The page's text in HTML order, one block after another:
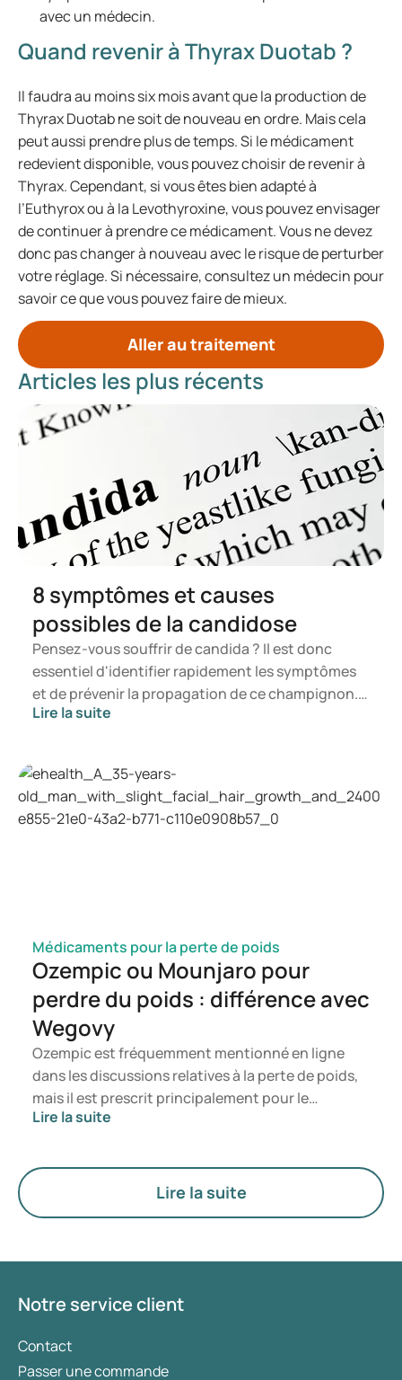
avec un médecin.
Quand revenir à Thyrax Duotab ?
Il faudra au moins six mois avant que la production de
Thyrax Duotab ne soit de nouveau en ordre. Mais cela
peut aussi prendre plus de temps. Si le médicament
redevient disponible, vous pouvez choisir de revenir à
Thyrax. Cependant, si vous êtes bien adapté à
l’Euthyrox ou à la Levothyroxine, vous pouvez envisager
de continuer à prendre ce médicament. Vous ne devez
donc pas changer à nouveau avec le risque de perturber
votre réglage. Si nécessaire, consultez un médecin pour
savoir ce que vous pouvez faire de mieux.
Aller au traitement
Articles les plus récents
8 symptômes et causes
possibles de la candidose
Pensez-vous souffrir de candida ? Il est donc
essentiel d'identifier rapidement les symptômes
et de prévenir la propagation de ce champignon.
Dans cet article, vous apprendrez ce qu'est le
manifester. Vous saurez ainsi à quel moment il est
pertinent de consulter un professionnel de santé.
Lire la suite
Médicaments pour la perte de poids
Ozempic ou Mounjaro pour
perdre du poids : différence avec
Wegovy
Ozempic est fréquemment mentionné en ligne
dans les discussions relatives à la perte de poids,
mais il est prescrit principalement pour le
traitement du diabète de type 2. Si vous
à la gestion du poids, des médicaments tels que
Mounjaro et Wegovy sont généralement
privilégiés. Le choix du traitement le plus adapté
d’utilisation de médicaments.
Lire la suite
Lire la suite
Notre service client
Contact
Passer une commande